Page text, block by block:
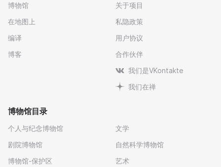
博物馆
在地图上
编译
博客
关于项目
私隐政策
用户协议
合作伙伴
我们是VKontakte
我们在禅
博物馆目录
个人与纪念博物馆
剧院博物馆
博物馆-保护区
文学
自然科学博物馆
艺术